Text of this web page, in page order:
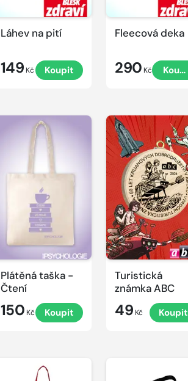
Láhev na pití
149 Kč Koupit
Fleecová deka
290 Kč Koupit
Plátěná taška -
Čtení
150 Kč Koupit
Turistická
známka ABC
49 Kč Koupit